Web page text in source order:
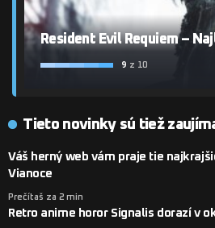
Resident Evil Requiem –
9 z 10
Tieto novinky sú tiež
Váš herný web vám praje tie
Vianoce
Prečítaš za 2 min
Retro anime horor Signalis dorazí v